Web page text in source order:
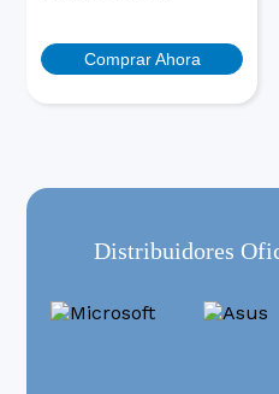
Portatiles Gamer
Todo En Uno
Workstations
Comprar Ahora
Distribuidores